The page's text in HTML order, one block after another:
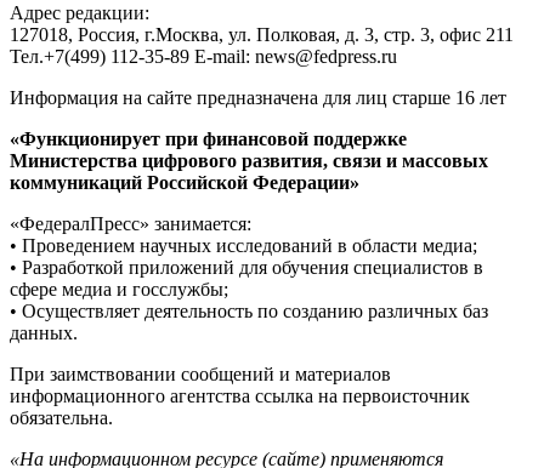
Адрес редакции:
127018, Россия, г.Москва, ул. Полковая, д. 3, стр. 3, офис 211
Тел.+7(499) 112-35-89 E-mail: news@fedpress.ru
Информация на сайте предназначена для лиц старше 16 лет
«Функционирует при финансовой поддержке
Министерства цифрового развития, связи и массовых
коммуникаций Российской Федерации»
«ФедералПресс» занимается:
• Проведением научных исследований в области медиа;
• Разработкой приложений для обучения специалистов в
сфере медиа и госслужбы;
• Осуществляет деятельность по созданию различных баз
данных.
При заимствовании сообщений и материалов
информационного агентства ссылка на первоисточник
обязательна.
«На информационном ресурсе (сайте) применяются